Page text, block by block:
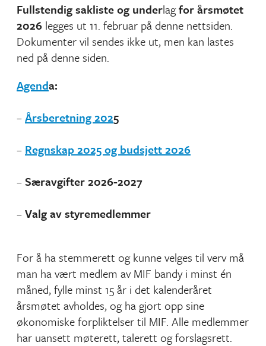
Fullstendig sakliste og underlagfor årsmøtet
2026 legges ut 11. februar på denne nettsiden.
Dokumenter vil sendes ikke ut, men kan lastes
ned på denne siden.
Agenda:
–Årsberetning 2025
– Regnskap 2025 og budsjett 2026
–Særavgifter 2026-2027
–Valg av styremedlemmer
For å ha stemmerett og kunne velges til verv må
man ha vært medlem av MIF bandy i minst én
måned, fylle minst 15 år i det kalenderåret
årsmøtet avholdes, og ha gjort opp sine
økonomiske forpliktelser til MIF. Alle medlemmer
har uansett møterett, talerett og forslagsrett.